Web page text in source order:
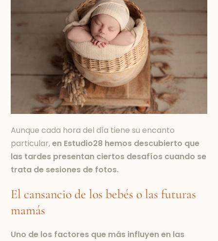
Aunque cada hora del día tiene su encanto
particular,en Estudio28 hemos descubierto que
las tardes presentan ciertos desafíos cuando se
trata de sesiones de fotos.
El cansancio de los bebés o las futuras
mamás
Uno de los factores que más influyen en las